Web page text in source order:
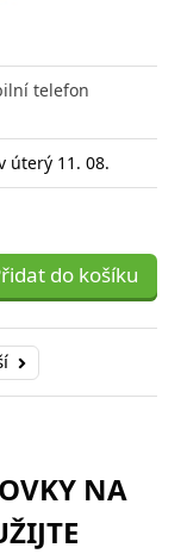
telefon
úterý 11. 08.
do košíku
NA